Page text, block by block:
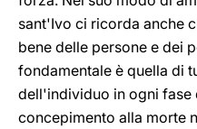
sant'Ivo ci ricorda anche
bene delle persone e dei
fondamentale è quella di
dell'individuo in ogni fase
concepimento alla morte